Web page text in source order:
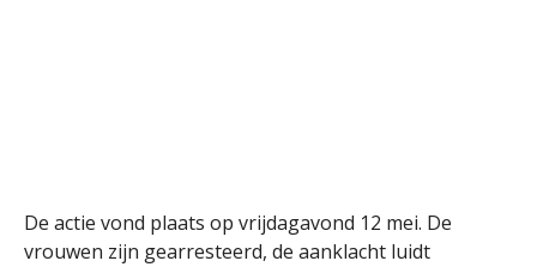
De actie vond plaats op vrijdagavond 12 mei. De
vrouwen zijn gearresteerd, de aanklacht luidt